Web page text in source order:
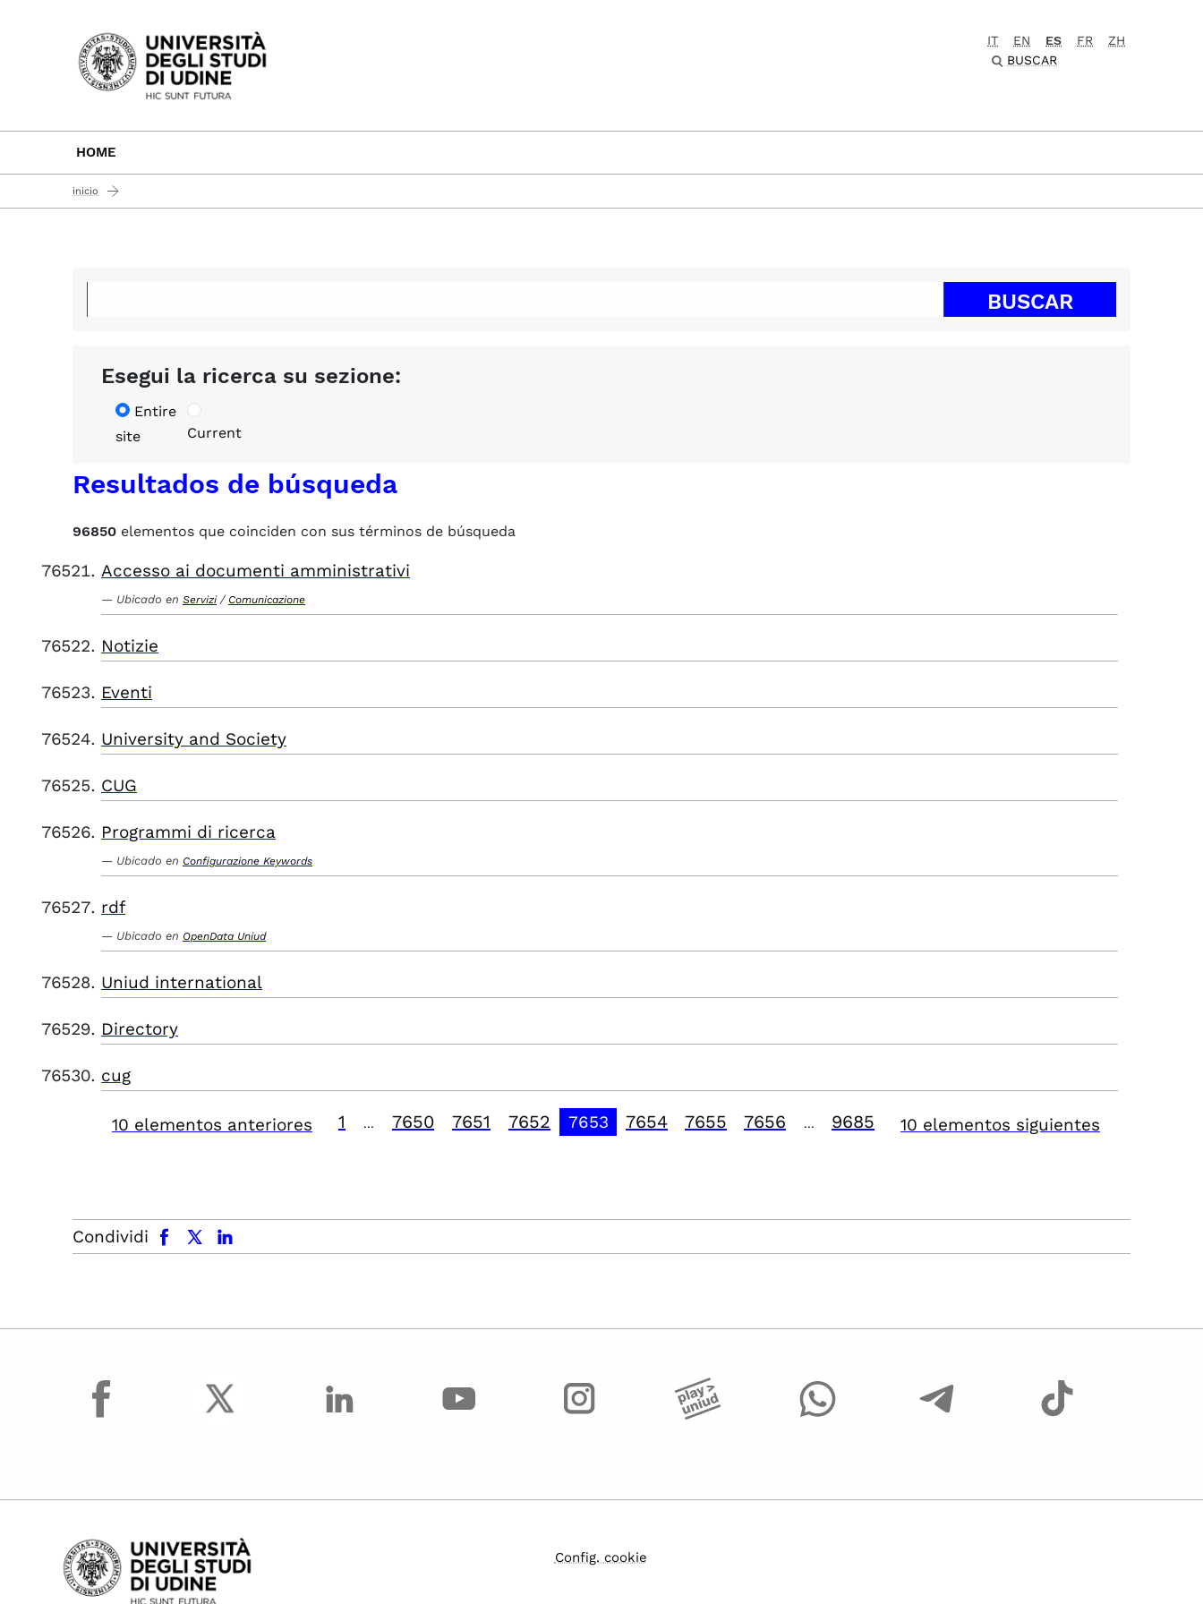
Passa al contenuto principale
IT EN ES FR
ZH
BUSCAR
HOME
inicio
Esegui la ricerca su sezione:
Entire
site
Current
Resultados de búsqueda
96850 elementos que coinciden con sus términos de búsqueda
Accesso ai documenti amministrativi
Ubicado en Servizi / Comunicazione
Notizie
Eventi
University and Society
CUG
Programmi di ricerca
Ubicado en Configurazione Keywords
rdf
Ubicado en OpenData Uniud
Uniud international
Directory
cug
10 elementos anteriores 1 7650 7651 7652 7653 7654 7655 7656 9685 10 elementos siguientes
Condividi
facebook x.com linkedin
facebook
Config. cookie